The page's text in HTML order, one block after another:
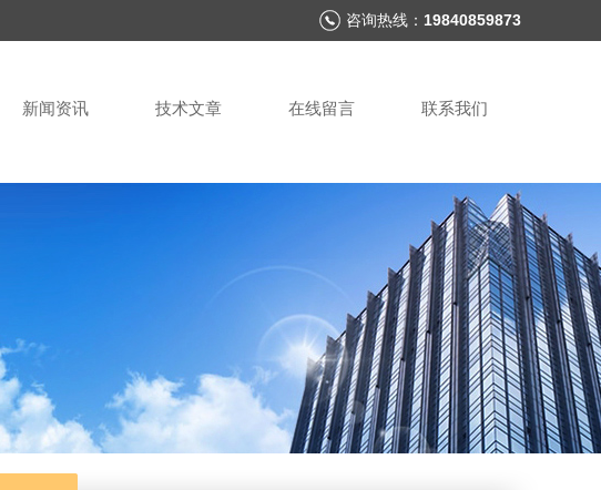
咨询热线： 19840859873
新闻资讯 技术文章 在线留言 联系我们